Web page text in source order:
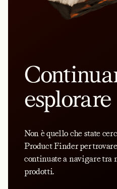
esplorare
Non è quello che state
Product Finder per
continuate a navigare tra
prodotti.